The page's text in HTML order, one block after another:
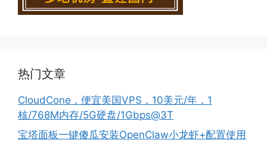
热门文章
CloudCone，便宜美国VPS，10美元/年，1
核/768M内存/5G硬盘/1Gbps@3T
宝塔面板一键傻瓜安装OpenClaw小龙虾+配置使用